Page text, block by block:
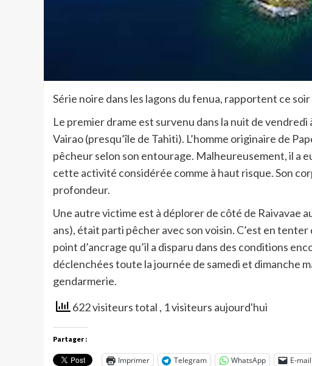
Série noire dans les lagons du fenua, rapportent ce
Le premier drame est survenu dans la nuit de
Vairao (presqu’île de Tahiti). L’homme originaire de
pêcheur selon son entourage. Malheureusement, il a
cette activité considérée comme à haut risque. Son
profondeur.
Une autre victime est à déplorer de côté de Raivavae
ans), était parti pêcher avec son voisin. C’est en
point d’ancrage qu’il a disparu dans des conditions
déclenchées toute la journée de samedi et dimanche
gendarmerie.
622 visiteurs total , 1 visiteurs aujourd'hui
Partager :
Imprimer Telegram WhatsApp E-mail